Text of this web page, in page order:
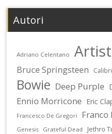
Autori
Adriano Celentano
Bruce Springsteen
Bowie Deep Purple
Ennio Morricone Eric
Francesco De Gregori Franco
Genesis Grateful Dead Jethro